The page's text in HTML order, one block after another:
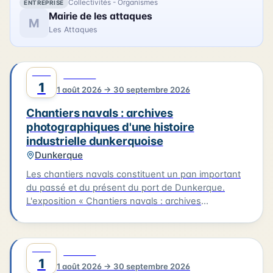
ENTREPRISE Collectivités - Organismes
M Mairie de les attaques
Les Attaques
1 1 août 2026 → 30 septembre 2026
Chantiers navals : archives
photographiques d'une histoire
industrielle dunkerquoise
Dunkerque
Les chantiers navals constituent un pan important
du passé et du présent du port de Dunkerque.
L'exposition « Chantiers navals : archives
collections du musée et évoque plusieurs grands
chantiers : Ziegler, les Ateliers et Chantiers de
France, Béliard & Crighton. Le parcours se prolonge
1 1 août 2026 → 30 septembre 2026